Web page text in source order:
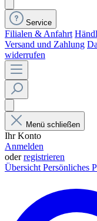
Service
Filialen & Anfahrt
Versand und Zahlung
widerrufen
Menü schließen
Ihr Konto
Anmelden
oderregistrieren
Übersicht Persönliches